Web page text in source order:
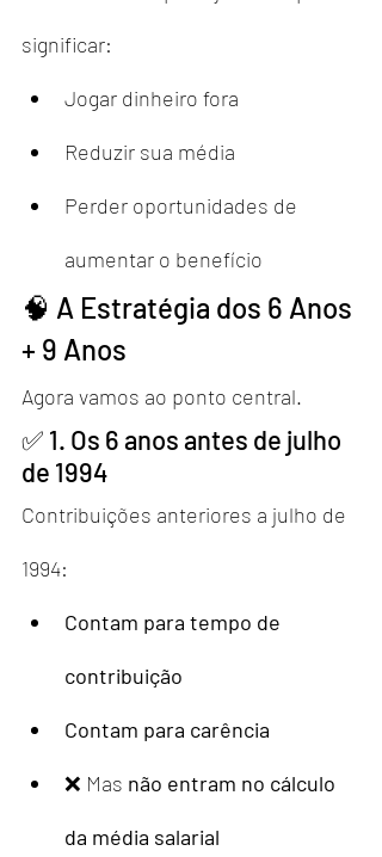
significar:
Jogar dinheiro fora
Reduzir sua média
Perder oportunidades de
aumentar o benefício
🧠 A Estratégia dos 6 Anos
+ 9 Anos
Agora vamos ao ponto central.
✅ 1. Os 6 anos antes de julho
de 1994
Contribuições anteriores a julho de
1994:
Contam para tempo de
contribuição
Contam para carência
❌ Mas não entram no cálculo
da média salarial